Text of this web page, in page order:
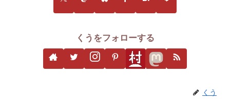
くうをフォローする
くう